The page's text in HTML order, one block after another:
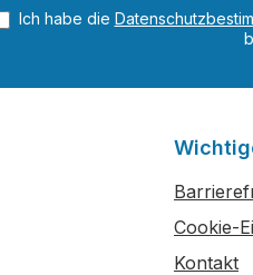
Ich habe die
Cookie-
Kontakt